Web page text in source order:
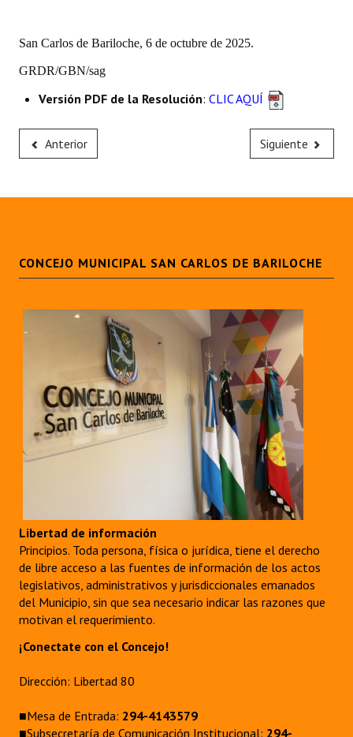
San Carlos de Bariloche, 6 de octubre de 2025.
GRDR/GBN/sag
Versión PDF de la Resolución: CLIC AQUÍ
Anterior Siguiente
CONCEJO MUNICIPAL SAN CARLOS DE BARILOCHE
Libertad de información
Principios. Toda persona, física o jurídica, tiene el derecho
de libre acceso a las fuentes de información de los actos
legislativos, administrativos y jurisdiccionales emanados
del Municipio, sin que sea necesario indicar las razones que
motivan el requerimiento.
¡Conectate con el Concejo!
Dirección: Libertad 80
■Mesa de Entrada: 294-4143579
■Subsecretaría de Comunicación Institucional: 294-